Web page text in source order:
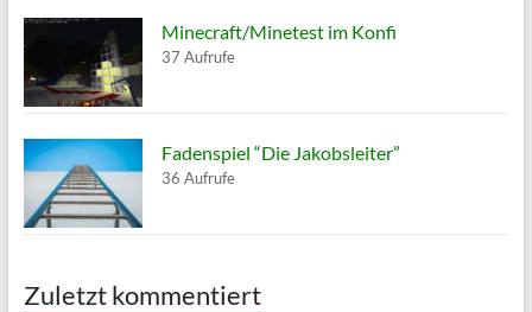
Minecraft/Minetest im Konfi
37 Aufrufe
Fadenspiel “Die Jakobsleiter”
36 Aufrufe
Zuletzt kommentiert